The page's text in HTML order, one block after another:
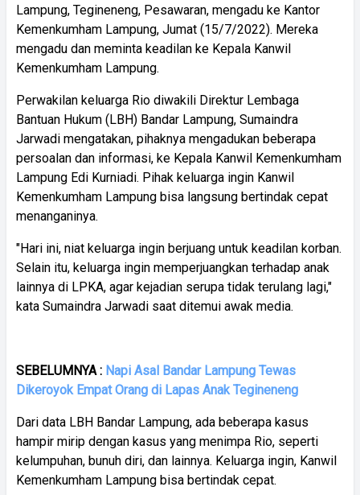
Lampung, Tegineneng, Pesawaran, mengadu ke Kantor
Kemenkumham Lampung, Jumat (15/7/2022). Mereka
mengadu dan meminta keadilan ke Kepala Kanwil
Kemenkumham Lampung.
Perwakilan keluarga Rio diwakili Direktur Lembaga
Bantuan Hukum (LBH) Bandar Lampung, Sumaindra
Jarwadi mengatakan, pihaknya mengadukan beberapa
persoalan dan informasi, ke Kepala Kanwil Kemenkumham
Lampung Edi Kurniadi. Pihak keluarga ingin Kanwil
Kemenkumham Lampung bisa langsung bertindak cepat
menanganinya.
"Hari ini, niat keluarga ingin berjuang untuk keadilan korban.
Selain itu, keluarga ingin memperjuangkan terhadap anak
lainnya di LPKA, agar kejadian serupa tidak terulang lagi,"
kata Sumaindra Jarwadi saat ditemui awak media.
SEBELUMNYA : Napi Asal Bandar Lampung Tewas
Dikeroyok Empat Orang di Lapas Anak Tegineneng
Dari data LBH Bandar Lampung, ada beberapa kasus
hampir mirip dengan kasus yang menimpa Rio, seperti
kelumpuhan, bunuh diri, dan lainnya. Keluarga ingin, Kanwil
Kemenkumham Lampung bisa bertindak cepat.